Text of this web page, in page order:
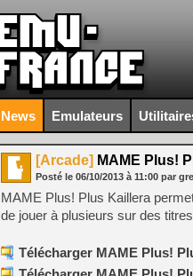
News Emulateurs
[Arcade] MAME Plus!
Posté le 06/10/2013 à 11:00 par
MAME Plus! Plus Kaillera
de jouer à plusieurs sur des
Télécharger MAME Plus!